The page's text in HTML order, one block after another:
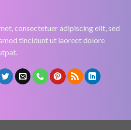
consectetuer adipiscing elit, sed
tincidunt ut laoreet dolore